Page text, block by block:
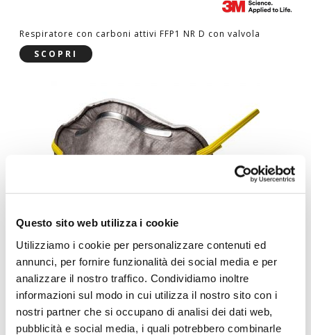
Questo sito web utilizza i cookie
Utilizziamo i cookie per personalizzare contenuti ed
annunci, per fornire funzionalità dei social media e per
analizzare il nostro traffico. Condividiamo inoltre
informazioni sul modo in cui utilizza il nostro sito con i
nostri partner che si occupano di analisi dei dati web,
pubblicità e social media, i quali potrebbero combinarle
Respiratore con carboni attivi FFP1 NR D con valvola
SCOPRI
Respiratore con carboni attivi FFP1 NR D senza valvola
SCOPRI